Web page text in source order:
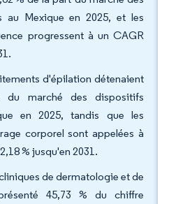
au Mexique en 2025, et les
progressent à un CAGR
d'épilation détenaient
marché des dispositifs
en 2025, tandis que les
corporel sont appelées à
% jusqu'en 2031.
de dermatologie et de
45,73 % du chiffre